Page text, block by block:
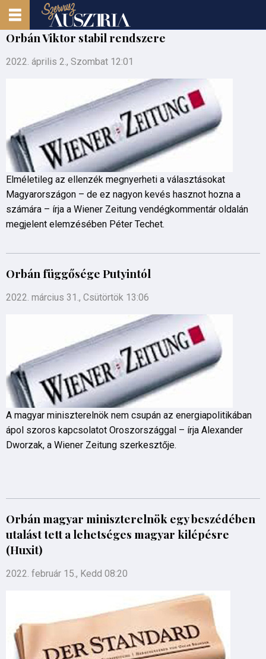
Orbán Viktor stabil rendszere
2022. április 2., Szombat 12:01
Elméletileg az ellenzék megnyerheti a választásokat
Magyarországon – de ez nagyon kevés hasznot hozna a
számára – írja a Wiener Zeitung vendégkommentár oldalán
megjelent elemzésében Péter Techet.
Orbán függősége Putyintól
2022. március 31., Csütörtök 13:06
A magyar miniszterelnök nem csupán az energiapolitikában
ápol szoros kapcsolatot Oroszországgal – írja Alexander
Dworzak, a Wiener Zeitung szerkesztője.
Orbán magyar miniszterelnök egy beszédében
utalást tett a lehetséges magyar kilépésre
(Huxit)
2022. február 15., Kedd 08:20